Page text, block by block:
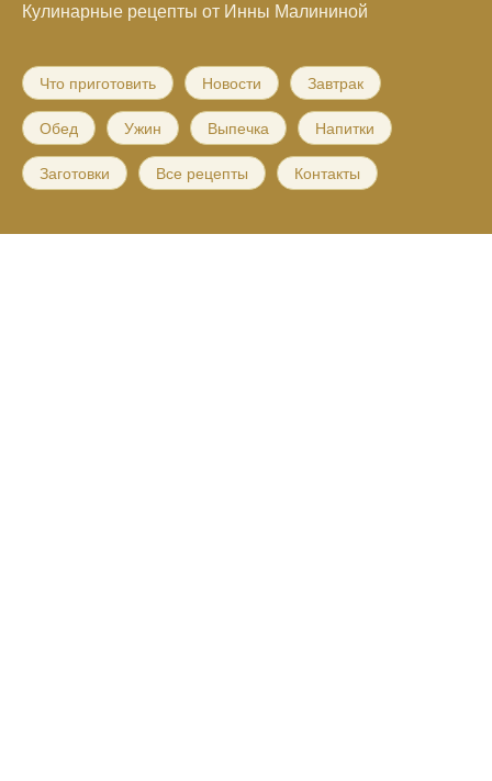
Кулинарные рецепты от Инны Малининой
Что приготовить Новости Завтрак
Обед Ужин Выпечка Напитки
Заготовки Все рецепты Контакты